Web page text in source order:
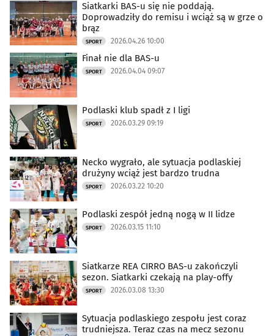
Siatkarki BAS-u się nie poddają.
Doprowadziły do remisu i wciąż są w grze o
brąz
SPORT 2026.04.26 10:00
Finał nie dla BAS-u
SPORT 2026.04.04 09:07
Podlaski klub spadł z I ligi
SPORT 2026.03.29 09:19
Necko wygrało, ale sytuacja podlaskiej
drużyny wciąż jest bardzo trudna
SPORT 2026.03.22 10:20
Podlaski zespół jedną nogą w II lidze
SPORT 2026.03.15 11:10
Siatkarze REA CIRRO BAS-u zakończyli
sezon. Siatkarki czekają na play-offy
SPORT 2026.03.08 13:30
Sytuacja podlaskiego zespołu jest coraz
trudniejsza. Teraz czas na mecz sezonu